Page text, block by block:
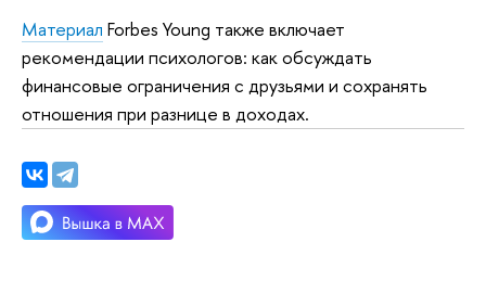
Материал Forbes Young также включает
рекомендации психологов: как обсуждать
финансовые ограничения с друзьями и сохранять
отношения при разнице в доходах.